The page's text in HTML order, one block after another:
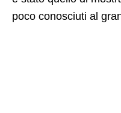
poco conosciuti al